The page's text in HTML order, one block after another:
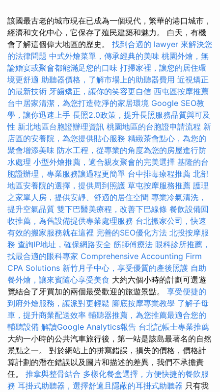
該國最古老的城市現在已成為一個現代，繁華的港口城市，
經濟和文化中心，它保存了殖民建築和魅力。 白天，有機
會了解這個偉大地區的歷史。 找到合適的 lawyer 來解決您
的法律問題 中式外燴菜單，傳承經典的美味 桃園外燴，無
論婚宴或聚會都能滿足您的口味 打掃家裡，讓您的居住環
境更舒適 助聽器價格，了解市場上的助聽器費用 近視矯正
的最新技術 牙齒矯正，讓你的笑容更自信 西屯區按摩推薦
台中居家清潔，為您打造乾淨的家居環境 Google SEO教
學，讓你迅速上手 長照2.0政策，提升長照服務品質與可及
性 新北地區台胞證辦理資訊 桃園地區的台胞證申請流程 新
店區的安養院，為您提供貼心服務 精緻茶會點心，為您的
聚會增添美味 防水工程，從專業的角度為您的房屋進行防
水處理 小型外燴推薦，適合親友聚會的完美選擇 基隆的台
胞證辦理，專業服務讓過程更簡單 台中排毒療程推薦 北部
地區安養院的選擇，提供周到照護 草屯按摩服務推薦 護理
之家單人房，提供安靜、舒適的居住空間 專業冷氣清洗，
提升空氣品質 雙下巴醫美療程，改善下巴線條 餐飲設備回
收推薦，為舊設備提供專業處理服務 台北搬家公司，快速
有效的搬家服務就在這裡 完善的SEO優化方法 北投按摩服
務 查詢IP地址，確保網路安全 筋師傅療法 眼科診所推薦，
找最合適的眼科專家 Comprehensive Accounting Firm
CPA Solutions 新竹月子中心，享受優質的產後照護 自助
餐外燴，讓來賓隨心享受美食 大約六個小時的計劃可選遊
覽結合了牙買加的兩個最受歡迎的旅遊景點。 享受便捷的
到府外燴服務，讓派對更輕鬆 腳底按摩專業教學 了解子母
車，提升商業配送效率 輔聽器推薦，為您推薦最適合您的
輔聽設備 解讀Google Analytics報告 台北記帳士專業推薦
大約一小時的公共汽車旅行後，第一站是該島最著名的自然
景點之一。 對於網站上的拼寫錯誤，損失的價格，價格計
算計劃的潛在錯誤以及圖片和描述的差異，我們不承擔責
任。 推拿與整骨結合 多樣化餐盒選擇，方便快捷的餐飲服
務 耳掛式助聽器，選擇舒適且隱蔽的耳掛式助聽器 只有我